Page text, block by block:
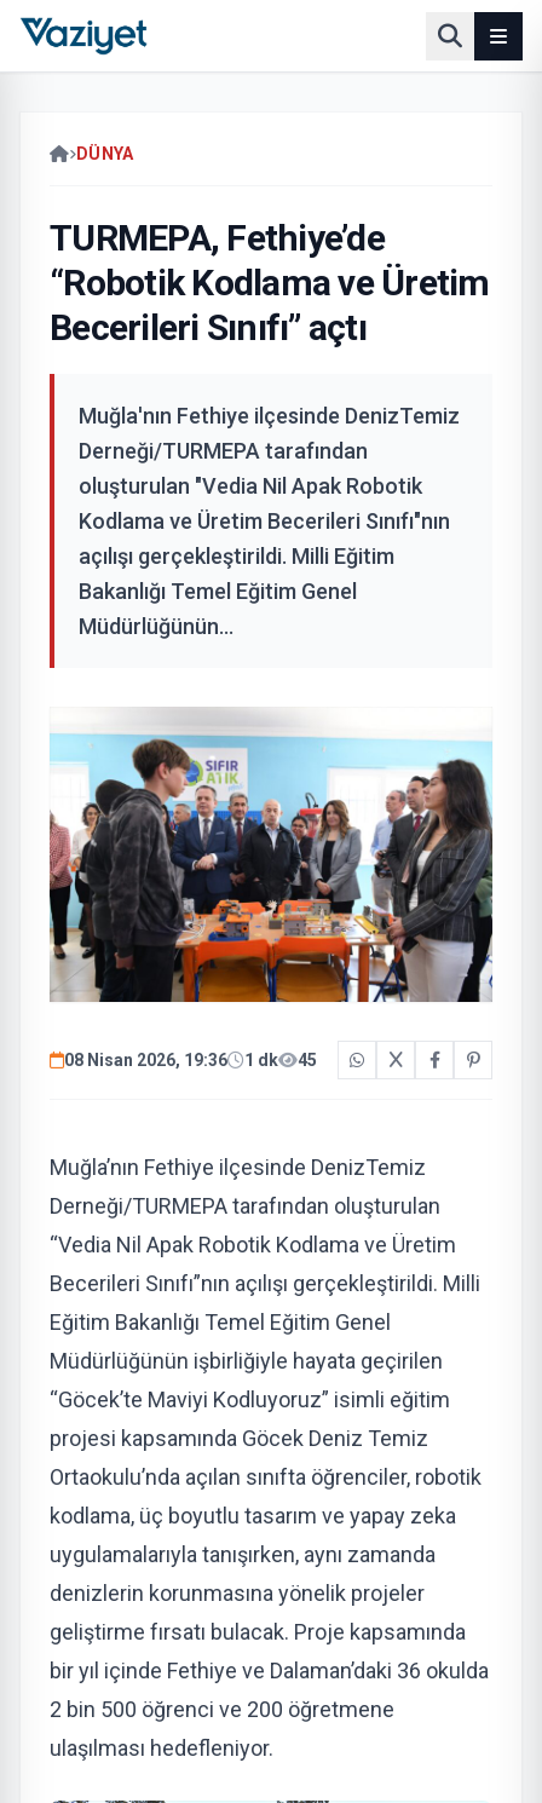
DÜNYA
TURMEPA, Fethiye’de
“Robotik Kodlama ve Üretim
Becerileri Sınıfı” açtı
Muğla'nın Fethiye ilçesinde DenizTemiz
Derneği/TURMEPA tarafından
oluşturulan "Vedia Nil Apak Robotik
Kodlama ve Üretim Becerileri Sınıfı"nın
açılışı gerçekleştirildi. Milli Eğitim
Bakanlığı Temel Eğitim Genel
Müdürlüğünün...
08 Nisan 2026, 19:36 1 dk 45
Muğla’nın Fethiye ilçesinde DenizTemiz
Derneği/TURMEPA tarafından oluşturulan
“Vedia Nil Apak Robotik Kodlama ve Üretim
Becerileri Sınıfı”nın açılışı gerçekleştirildi. Milli
Eğitim Bakanlığı Temel Eğitim Genel
Müdürlüğünün işbirliğiyle hayata geçirilen
“Göcek’te Maviyi Kodluyoruz” isimli eğitim
projesi kapsamında Göcek Deniz Temiz
Ortaokulu’nda açılan sınıfta öğrenciler, robotik
kodlama, üç boyutlu tasarım ve yapay zeka
uygulamalarıyla tanışırken, aynı zamanda
denizlerin korunmasına yönelik projeler
geliştirme fırsatı bulacak. Proje kapsamında
bir yıl içinde Fethiye ve Dalaman’daki 36 okulda
2 bin 500 öğrenci ve 200 öğretmene
ulaşılması hedefleniyor.